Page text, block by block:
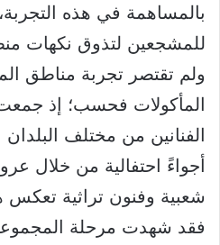
بالمساهمة في هذه
للمشجعين لتذوق نكهات
ولم تقتصر تجربة مناطق
المأكولات فحسب؛ إذ
الفنانين من مختلف البلدان
أجواءً احتفالية من خلال
شعبية وفنون تراثية